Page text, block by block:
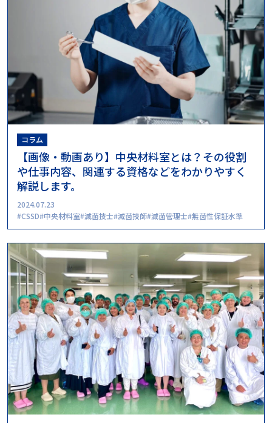
コラム
【画像・動画あり】中央材料室とは？その役割
や仕事内容、関連する資格などをわかりやすく
解説します。
2024.07.23
CSSD 中央材料室 滅菌技士 滅菌技師 滅菌管理士 無菌性保証水準